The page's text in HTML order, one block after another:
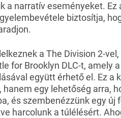
a narratív eseményeket.
biztosítja,
a The Division 2-vel,
for Brooklyn DLC-t, amely
együtt érhető el. Ez a
egy lehetőség arra,
és szembenézzünk egy új
harcolunk a túlélésért.